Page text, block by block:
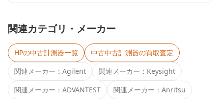
関連カテゴリ・メーカー
HPの中古計測器一覧 中古中古計測器の買取査定
関連メーカー： Agilent 関連メーカー： Keysight
関連メーカー： ADVANTEST 関連メーカー： Anritsu